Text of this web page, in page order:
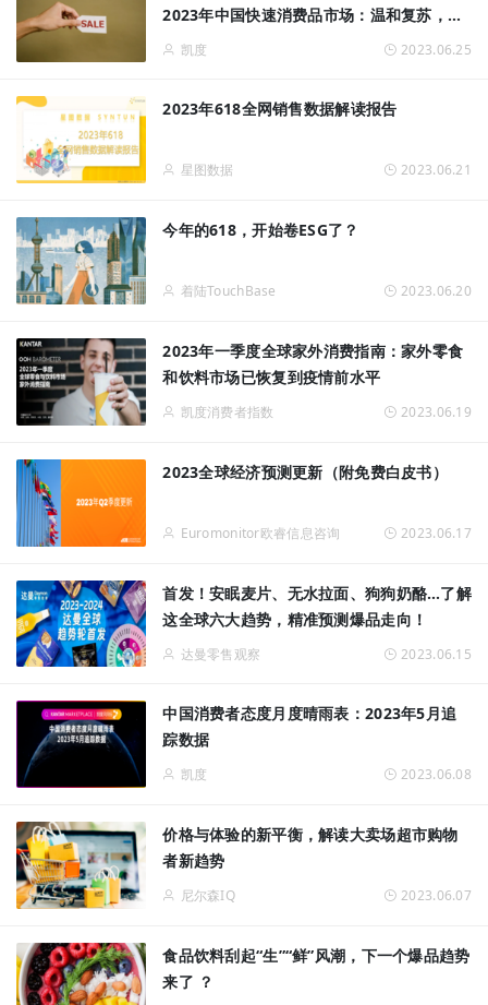
2023年中国快速消费品市场：温和复苏，前
景可期
凯度 2023.06.25
2023年618全网销售数据解读报告
星图数据 2023.06.21
今年的618，开始卷ESG了？
着陆TouchBase 2023.06.20
2023年一季度全球家外消费指南：家外零食
和饮料市场已恢复到疫情前水平
凯度消费者指数 2023.06.19
2023全球经济预测更新（附免费白皮书）
Euromonitor欧睿信息咨询 2023.06.17
首发！安眠麦片、无水拉面、狗狗奶酪…了解
这全球六大趋势，精准预测爆品走向！
达曼零售观察 2023.06.15
中国消费者态度月度晴雨表：2023年5月追
踪数据
凯度 2023.06.08
价格与体验的新平衡，解读大卖场超市购物
者新趋势
尼尔森IQ 2023.06.07
食品饮料刮起“生”“鲜”风潮，下一个爆品趋势
来了 ？